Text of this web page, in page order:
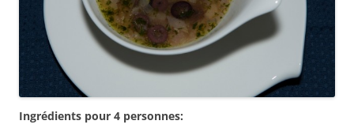
Ingrédients pour 4 personnes: